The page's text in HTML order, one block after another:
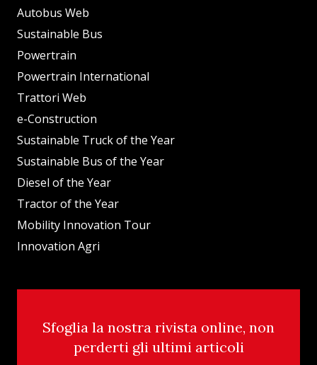
Autobus Web
Sustainable Bus
Powertrain
Powertrain International
Trattori Web
e-Construction
Sustainable Truck of the Year
Sustainable Bus of the Year
Diesel of the Year
Tractor of the Year
Mobility Innovation Tour
Innovation Agri
Sfoglia la nostra rivista online, non
perderti gli ultimi articoli